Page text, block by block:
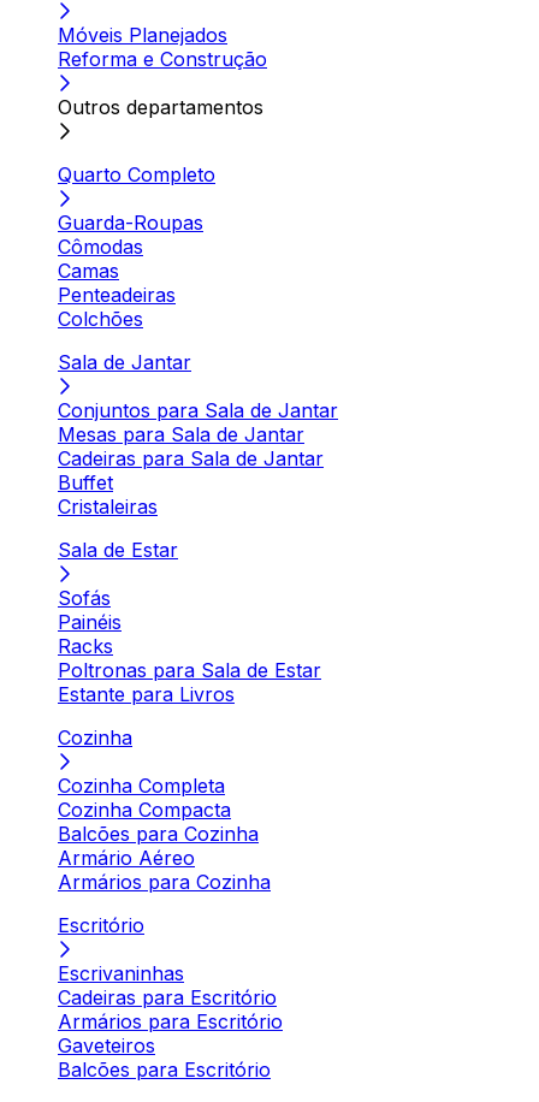
Móveis Planejados
Reforma e Construção
Outros departamentos
Quarto Completo
Guarda-Roupas
Cômodas
Camas
Penteadeiras
Colchões
Sala de Jantar
Conjuntos para Sala de Jantar
Mesas para Sala de Jantar
Cadeiras para Sala de Jantar
Buffet
Cristaleiras
Sala de Estar
Sofás
Painéis
Racks
Poltronas para Sala de Estar
Estante para Livros
Cozinha
Cozinha Completa
Cozinha Compacta
Balcões para Cozinha
Armário Aéreo
Armários para Cozinha
Escritório
Escrivaninhas
Cadeiras para Escritório
Armários para Escritório
Gaveteiros
Balcões para Escritório